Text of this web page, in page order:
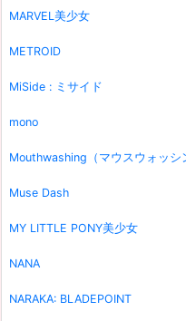
MARVEL美少女
METROID
MiSide : ミサイド
mono
Mouthwashing（マウスウォッシ
Muse Dash
MY LITTLE PONY美少女
NANA
NARAKA: BLADEPOINT